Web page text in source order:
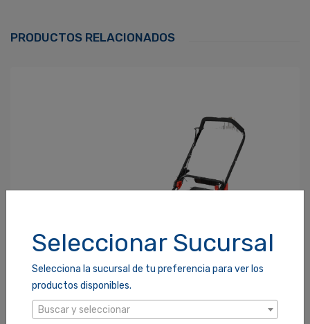
Seleccionar Sucursal
Selecciona la sucursal de tu preferencia para ver los
productos disponibles.
Buscar y seleccionar
ACCEDER
PRODUCTOS RELACIONADOS